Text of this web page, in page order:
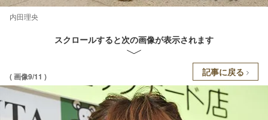
内田理央
スクロールすると次の画像が表示されます
( 画像9/11 ) 記事に戻る